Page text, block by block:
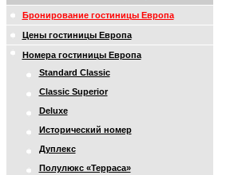
Бронирование гостиницы Европа
Цены гостиницы Европа
Номера гостиницы Европа
Standard Classic
Classic Superior
Deluxe
Исторический номер
Дуплекс
Полулюкс «Терраса»